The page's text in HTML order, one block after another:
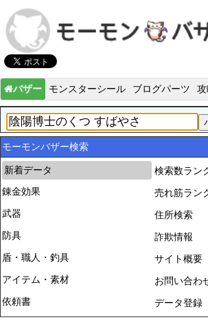
バザー モンスターシール ブログパーツ
モーモンバザー検索
新着データ
錬金効果
武器
防具
盾・職人・釣具
アイテム・素材
依頼書
検索数ラン
売れ筋ラン
住所検索
詐欺情報
サイト概要
お問い合わ
データ登録